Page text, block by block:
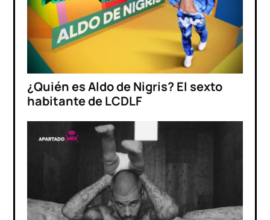
¿Quién es Aldo de Nigris? El sexto
habitante de LCDLF